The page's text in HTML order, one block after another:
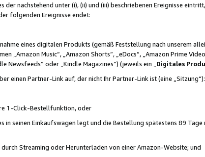
nachstehend unter (i), (ii) und (iii) beschriebenen Ereignisse
folgenden Ereignisse endet:
eines digitalen Produkts (gemäß Feststellung nach unserem
„Amazon Music“, „Amazon Shorts“, „eDocs“, „Amazon Prime
Newsfeeds“ oder „Kindle Magazines“) (jeweils ein „ Digitales
einen Partner-Link auf, der nicht Ihr Partner-Link ist (eine „Sitzung“):
1-Click-Bestellfunktion, oder
seinen Einkaufswagen legt und die Bestellung spätestens 89
Streaming oder Herunterladen von einer Amazon-Website; und